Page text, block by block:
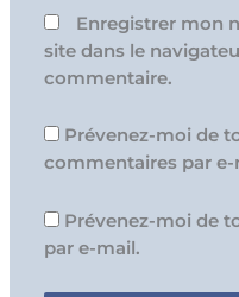
Enregistrer mon
site dans le
commentaire.
Prévenez-moi de
commentaires par e-
Prévenez-moi de
par e-mail.